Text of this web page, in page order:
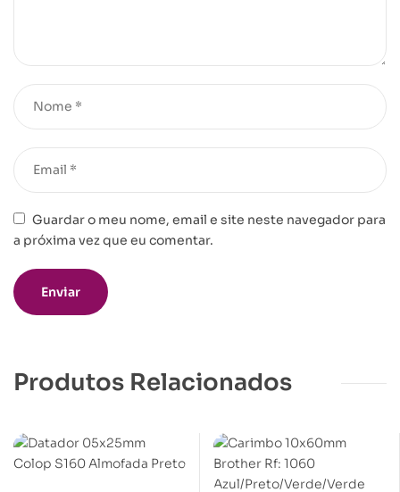
Guardar o meu nome, email e site neste navegador para
a próxima vez que eu comentar.
Produtos Relacionados